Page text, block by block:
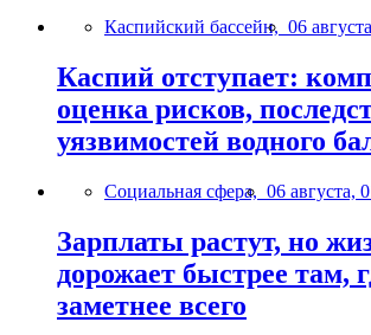
Каспийский бассейн, 06
Каспий отступает:
оценка рисков,
уязвимостей водного
Социальная сфера, 06 августа,
Зарплаты растут, но
дорожает быстрее там,
заметнее всего